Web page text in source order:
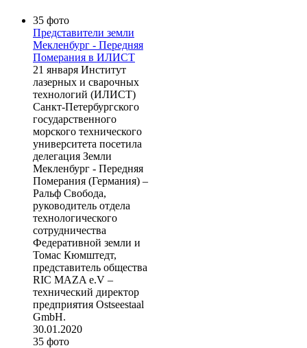
35 фото
Представители земли
Мекленбург - Передняя
Померания в ИЛИСТ
21 января Институт
лазерных и сварочных
технологий (ИЛИСТ)
Санкт-Петербургского
государственного
морского технического
университета посетила
делегация Земли
Мекленбург - Передняя
Померания (Германия) –
Ральф Свобода,
руководитель отдела
технологического
сотрудничества
Федеративной земли и
Томас Кюмштедт,
представитель общества
RIC MAZA e.V –
технический директор
предприятия Ostseestaal
GmbH.
30.01.2020
35 фото